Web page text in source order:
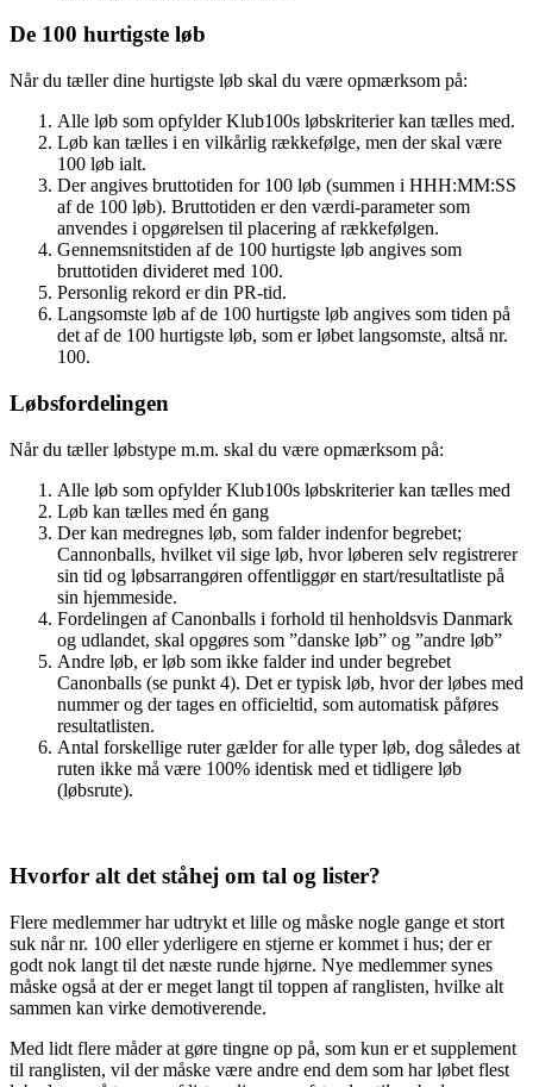
De 100 hurtigste løb
Når du tæller dine hurtigste løb skal du være opmærksom på:
Alle løb som opfylder Klub100s løbskriterier kan tælles med.
Løb kan tælles i en vilkårlig rækkefølge, men der skal være
100 løb ialt.
Der angives bruttotiden for 100 løb (summen i HHH:MM:SS
af de 100 løb). Bruttotiden er den værdi-parameter som
anvendes i opgørelsen til placering af rækkefølgen.
Gennemsnitstiden af de 100 hurtigste løb angives som
bruttotiden divideret med 100.
Personlig rekord er din PR-tid.
Langsomste løb af de 100 hurtigste løb angives som tiden på
det af de 100 hurtigste løb, som er løbet langsomste, altså nr.
100.
Løbsfordelingen
Når du tæller løbstype m.m. skal du være opmærksom på:
Alle løb som opfylder Klub100s løbskriterier kan tælles med
Løb kan tælles med én gang
Der kan medregnes løb, som falder indenfor begrebet;
Cannonballs, hvilket vil sige løb, hvor løberen selv registrerer
sin tid og løbsarrangøren offentliggør en start/resultatliste på
sin hjemmeside.
Fordelingen af Canonballs i forhold til henholdsvis Danmark
og udlandet, skal opgøres som ”danske løb” og ”andre løb”
Andre løb, er løb som ikke falder ind under begrebet
Canonballs (se punkt 4). Det er typisk løb, hvor der løbes med
nummer og der tages en officieltid, som automatisk påføres
resultatlisten.
Antal forskellige ruter gælder for alle typer løb, dog således at
ruten ikke må være 100% identisk med et tidligere løb
(løbsrute).
Hvorfor alt det ståhej om tal og lister?
Flere medlemmer har udtrykt et lille og måske nogle gange et stort
suk når nr. 100 eller yderligere en stjerne er kommet i hus; der er
godt nok langt til det næste runde hjørne. Nye medlemmer synes
måske også at der er meget langt til toppen af ranglisten, hvilke alt
sammen kan virke demotiverende.
Med lidt flere måder at gøre tingne op på, som kun er et supplement
til ranglisten, vil der måske være andre end dem som har løbet flest